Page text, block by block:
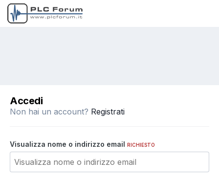
Accedi
Non hai un account? Registrati
Visualizza nome o indirizzo email RICHIESTO